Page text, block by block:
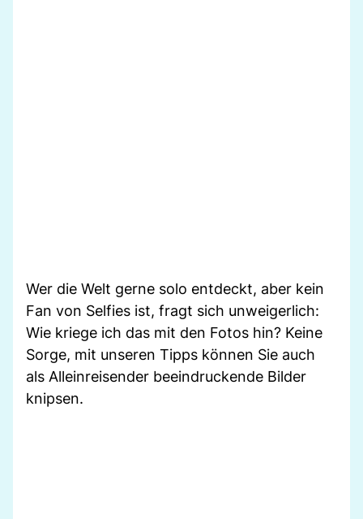
Wer die Welt gerne solo entdeckt, aber kein
Fan von Selfies ist, fragt sich unweigerlich:
Wie kriege ich das mit den Fotos hin? Keine
Sorge, mit unseren Tipps können Sie auch
als Alleinreisender beeindruckende Bilder
knipsen.